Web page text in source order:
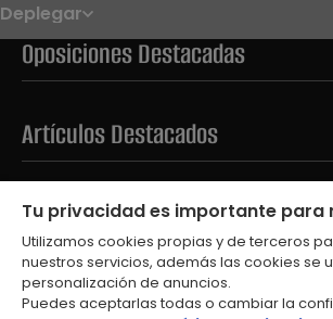
Deplegar
Noticias
Oposiciones
Convocatorias
Paso paso
OPE 2026
Oposiciones Destacadas
Artículos Destacados
Tests Destacados
Tu privacidad es importante para
Utilizamos cookies propias y de terceros
nuestros servicios, además las cookies se
personalización de anuncios.
Puedes aceptarlas todas o cambiar la